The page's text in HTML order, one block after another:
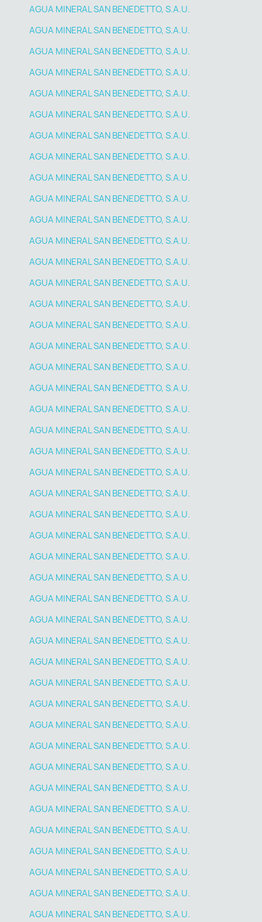
AGUA MINERAL SAN BENEDETTO, S.A.U.
AGUA MINERAL SAN BENEDETTO, S.A.U.
AGUA MINERAL SAN BENEDETTO, S.A.U.
AGUA MINERAL SAN BENEDETTO, S.A.U.
AGUA MINERAL SAN BENEDETTO, S.A.U.
AGUA MINERAL SAN BENEDETTO, S.A.U.
AGUA MINERAL SAN BENEDETTO, S.A.U.
AGUA MINERAL SAN BENEDETTO, S.A.U.
AGUA MINERAL SAN BENEDETTO, S.A.U.
AGUA MINERAL SAN BENEDETTO, S.A.U.
AGUA MINERAL SAN BENEDETTO, S.A.U.
AGUA MINERAL SAN BENEDETTO, S.A.U.
AGUA MINERAL SAN BENEDETTO, S.A.U.
AGUA MINERAL SAN BENEDETTO, S.A.U.
AGUA MINERAL SAN BENEDETTO, S.A.U.
AGUA MINERAL SAN BENEDETTO, S.A.U.
AGUA MINERAL SAN BENEDETTO, S.A.U.
AGUA MINERAL SAN BENEDETTO, S.A.U.
AGUA MINERAL SAN BENEDETTO, S.A.U.
AGUA MINERAL SAN BENEDETTO, S.A.U.
AGUA MINERAL SAN BENEDETTO, S.A.U.
AGUA MINERAL SAN BENEDETTO, S.A.U.
AGUA MINERAL SAN BENEDETTO, S.A.U.
AGUA MINERAL SAN BENEDETTO, S.A.U.
AGUA MINERAL SAN BENEDETTO, S.A.U.
AGUA MINERAL SAN BENEDETTO, S.A.U.
AGUA MINERAL SAN BENEDETTO, S.A.U.
AGUA MINERAL SAN BENEDETTO, S.A.U.
AGUA MINERAL SAN BENEDETTO, S.A.U.
AGUA MINERAL SAN BENEDETTO, S.A.U.
AGUA MINERAL SAN BENEDETTO, S.A.U.
AGUA MINERAL SAN BENEDETTO, S.A.U.
AGUA MINERAL SAN BENEDETTO, S.A.U.
AGUA MINERAL SAN BENEDETTO, S.A.U.
AGUA MINERAL SAN BENEDETTO, S.A.U.
AGUA MINERAL SAN BENEDETTO, S.A.U.
AGUA MINERAL SAN BENEDETTO, S.A.U.
AGUA MINERAL SAN BENEDETTO, S.A.U.
AGUA MINERAL SAN BENEDETTO, S.A.U.
AGUA MINERAL SAN BENEDETTO, S.A.U.
AGUA MINERAL SAN BENEDETTO, S.A.U.
AGUA MINERAL SAN BENEDETTO, S.A.U.
AGUA MINERAL SAN BENEDETTO, S.A.U.
AGUA MINERAL SAN BENEDETTO, S.A.U.